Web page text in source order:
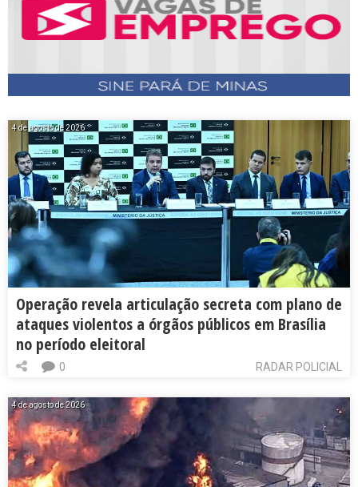
4 de agosto de 2026
Operação revela articulação secreta com plano de
ataques violentos a órgãos públicos em Brasília
no período eleitoral
RADAR POLICIAL
0
4 de agosto de 2026